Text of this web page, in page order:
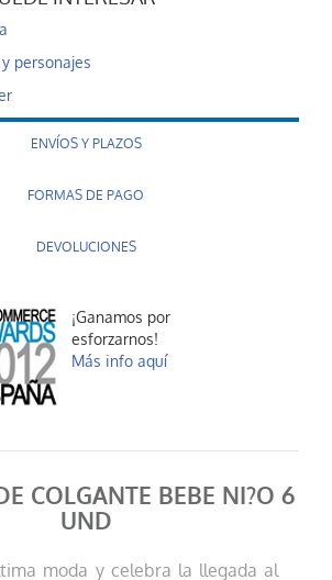
personajes
ENVÍOS Y PLAZOS
FORMAS DE PAGO
DEVOLUCIONES
¡Ganamos por
esforzarnos!
Más info aquí
COLGANTE BEBE NI?O 6
UND
moda y celebra la llegada al